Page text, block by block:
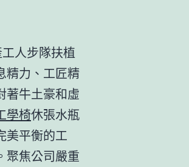
人步隊扶植
精力、工匠精
著牛土豪和虛
學椅休張水瓶
美平衡的工
聚焦公司嚴重